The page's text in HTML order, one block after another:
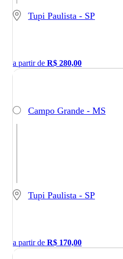
Tupi Paulista - SP
a partir de R$ 280,00
Campo Grande - MS
Tupi Paulista - SP
a partir de R$ 170,00